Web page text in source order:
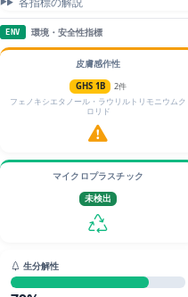
ENV 環境・安全性指標
皮膚感作性
GHS 1B
2件
フェノキシエタノール・ラウリルトリモニウムク
ロリド
マイクロプラスチック
未検出
生分解性